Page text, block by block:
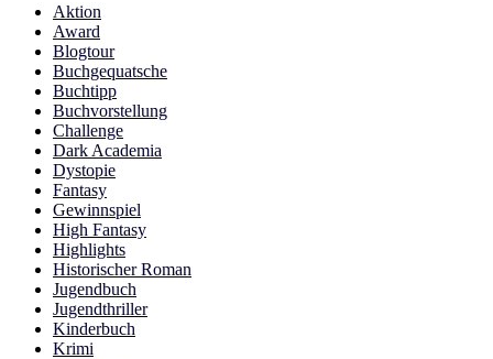
Aktion
Award
Blogtour
Buchgequatsche
Buchtipp
Buchvorstellung
Challenge
Dark Academia
Dystopie
Fantasy
Gewinnspiel
High Fantasy
Highlights
Historischer Roman
Jugendbuch
Jugendthriller
Kinderbuch
Krimi